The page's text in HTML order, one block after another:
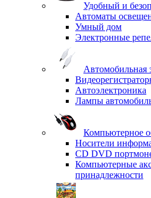
Удобный и
Автоматы
Умный дом
Электронные
Автомобильная
Автоэлектроника
Лампы
Компьютерное
Носители
CD DVD
Компьютерные
принадлежности